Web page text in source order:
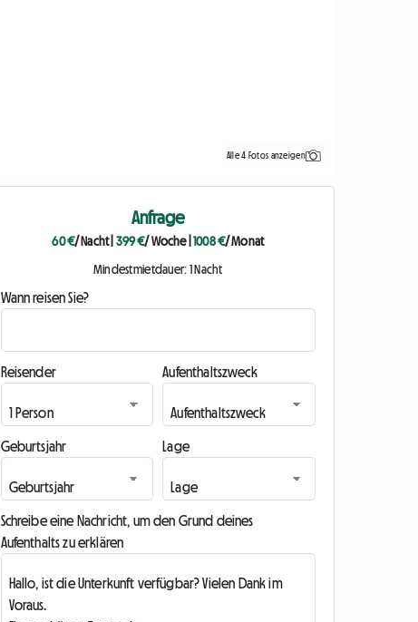
Alle 4 Fotos anzeigen
Anfrage
60 €/ Nacht| 399 €/ Woche|1008 €/ Monat
Mindestmietdauer: 1 Nacht
Wann reisen Sie?
Reisender Aufenthaltszweck
Geburtsjahr Lage
Schreibe eine Nachricht, um den Grund deines
Aufenthalts zu erklären